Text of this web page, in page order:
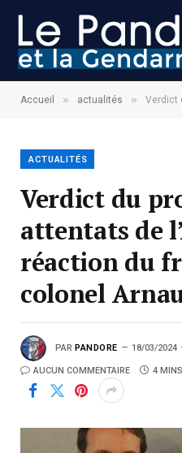
Accueil » actualités » Verdict du
ACTUALITÉS
Verdict du
attentats de
réaction du
colonel
PAR PANDORE 18/03/2024
AUCUN COMMENTAIRE 4